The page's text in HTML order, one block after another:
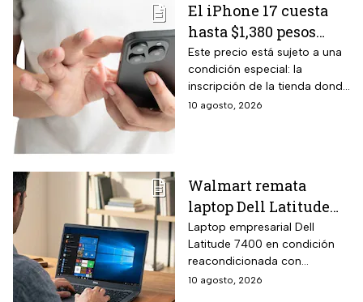
El iPhone 17 cuesta
hasta $1,380 pesos
menos si lo compras
en Baja California por
este curioso motivo
que casi nadie conoce
Este precio está sujeto a una
condición especial: la
inscripción de la tienda donde
se adquiera el equipo al
10 agosto, 2026
Walmart remata
laptop Dell Latitude
7400 con 16 GB RAM y
$6,200 pesos de
descuento en hasta 15
meses sin intereses
Laptop empresarial Dell
Latitude 7400 en condición
reacondicionada con
procesador Intel Core i7-
10 agosto, 2026